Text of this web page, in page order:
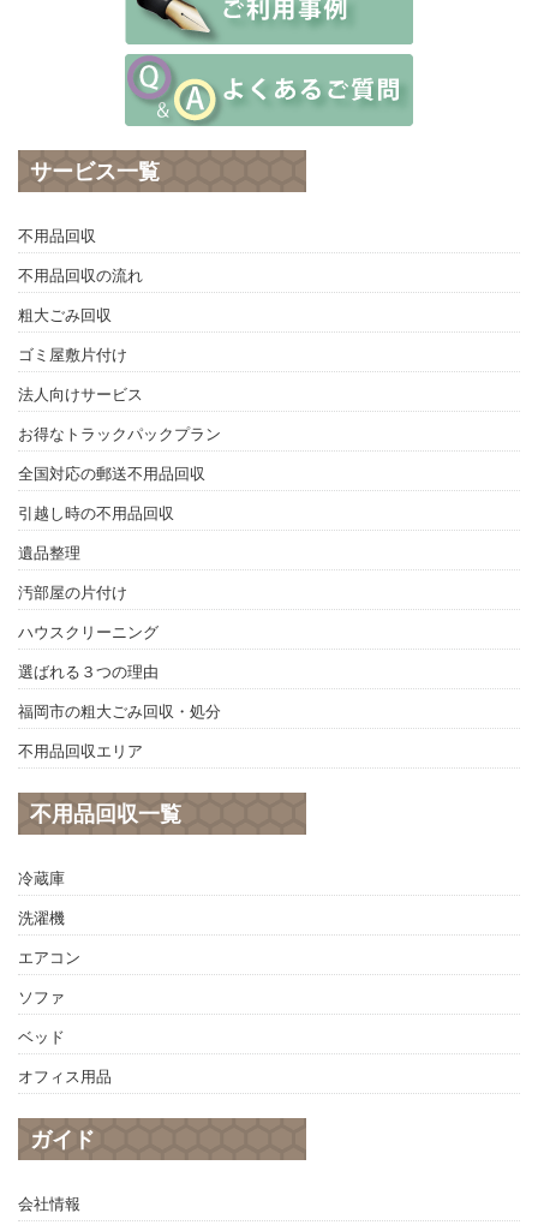
サービス一覧
不用品回収
不用品回収の流れ
粗大ごみ回収
ゴミ屋敷片付け
法人向けサービス
お得なトラックパックプラン
全国対応の郵送不用品回収
引越し時の不用品回収
遺品整理
汚部屋の片付け
ハウスクリーニング
選ばれる３つの理由
福岡市の粗大ごみ回収・処分
不用品回収エリア
不用品回収一覧
冷蔵庫
洗濯機
エアコン
ソファ
ベッド
オフィス用品
ガイド
会社情報